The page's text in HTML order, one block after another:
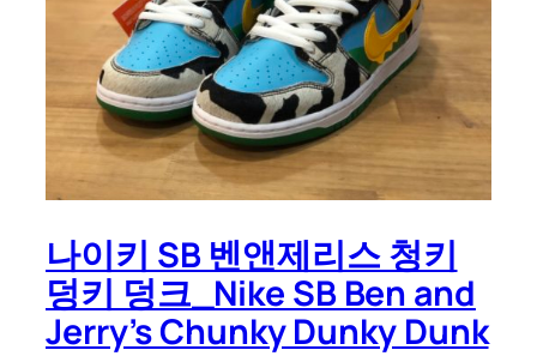
나이키 SB 벤앤제리스 청키
덩키 덩크_Nike SB Ben and
Jerry’s Chunky Dunky Dunk